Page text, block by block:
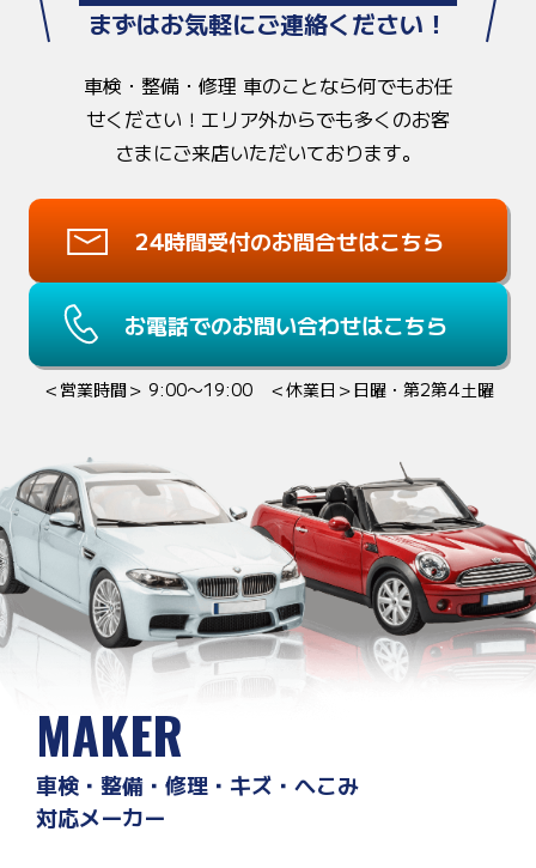
まずはお気軽にご連絡ください！
車検・整備・修理 車のことなら何でもお任
せください！ エリア外からでも多くのお客
さまにご来店いただいております。
24時間受付のお問合せはこちら
お電話でのお問い合わせはこちら
＜営業時間＞ 9:00〜19:00 ＜休業日＞日曜・第2第4土曜
MAKER
車検・整備・修理・キズ・へこみ
対応メーカー